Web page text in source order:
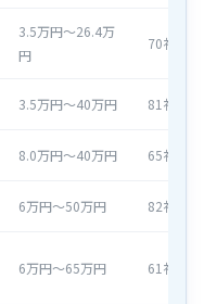
3.5万円〜26.4万
円
70社
3.5万円〜40万円 81社
8.0万円〜40万円 65社
6万円〜50万円 82社
6万円〜65万円 61社